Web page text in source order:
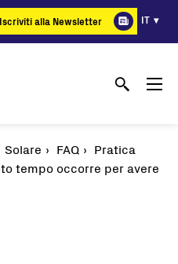
Iscriviti alla Newsletter IT
Solare FAQ
Pratica
tempo occorre per avere